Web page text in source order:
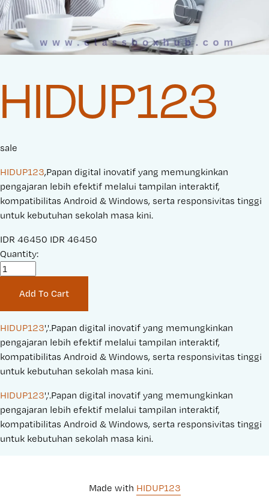
HIDUP123
sale
HIDUP123,Papan digital inovatif yang memungkinkan
pengajaran lebih efektif melalui tampilan interaktif,
kompatibilitas Android & Windows, serta responsivitas tinggi
untuk kebutuhan sekolah masa kini.
S
a
r
i
c
e
:
IDR 46450 O
i
n
a
l
P
r
c
e
:
IDR 46450
Quantity:
Add To Cart
HIDUP123','.Papan digital inovatif yang memungkinkan
pengajaran lebih efektif melalui tampilan interaktif,
kompatibilitas Android & Windows, serta responsivitas tinggi
untuk kebutuhan sekolah masa kini.
HIDUP123','.Papan digital inovatif yang memungkinkan
pengajaran lebih efektif melalui tampilan interaktif,
kompatibilitas Android & Windows, serta responsivitas tinggi
untuk kebutuhan sekolah masa kini.
Made with HIDUP123